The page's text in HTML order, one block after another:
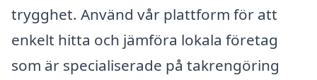
trygghet. Använd vår plattform för att
enkelt hitta och jämföra lokala företag
som är specialiserade på takrengöring